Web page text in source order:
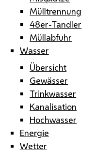
Mülltrennung
48er-Tandler
Müllabfuhr
Wasser
Übersicht
Gewässer
Trinkwasser
Kanalisation
Hochwasser
Energie
Wetter